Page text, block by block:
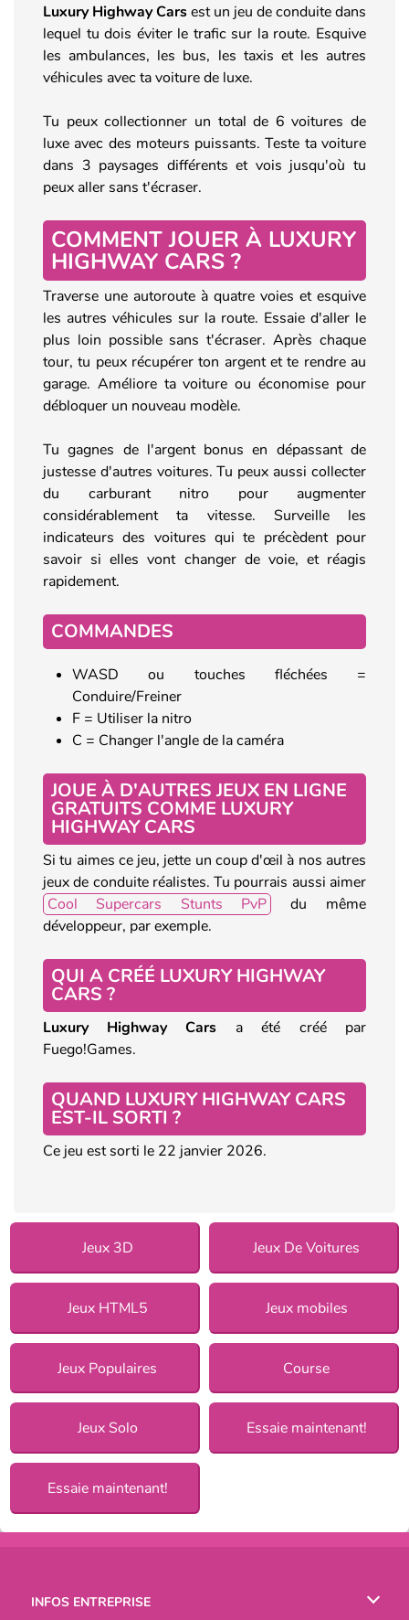
Luxury Highway Carsest un jeu de conduite dans
lequel tu dois éviter le trafic sur la route. Esquive
les ambulances, les bus, les taxis et les autres
véhicules avec ta voiture de luxe.
Tu peux collectionner un total de 6 voitures de
luxe avec des moteurs puissants. Teste ta voiture
dans 3 paysages différents et vois jusqu'où tu
peux aller sans t'écraser.
COMMENT JOUER À LUXURY
HIGHWAY CARS ?
Traverse une autoroute à quatre voies et esquive
les autres véhicules sur la route. Essaie d'aller le
plus loin possible sans t'écraser. Après chaque
tour, tu peux récupérer ton argent et te rendre au
garage. Améliore ta voiture ou économise pour
débloquer un nouveau modèle.
Tu gagnes de l'argent bonus en dépassant de
justesse d'autres voitures. Tu peux aussi collecter
du carburant nitro pour augmenter
considérablement ta vitesse. Surveille les
indicateurs des voitures qui te précèdent pour
savoir si elles vont changer de voie, et réagis
rapidement.
COMMANDES
WASD ou touches fléchées =
Conduire/Freiner
F = Utiliser la nitro
C = Changer l'angle de la caméra
JOUE À D'AUTRES JEUX EN LIGNE
GRATUITS COMME LUXURY
HIGHWAY CARS
Si tu aimes ce jeu, jette un coup d'œil à nos autres
jeux de conduite réalistes. Tu pourrais aussi aimer
Cool Supercars Stunts PvP
du même
développeur, par exemple.
QUI A CRÉÉ LUXURY HIGHWAY
CARS ?
Luxury Highway Cars a été créé par
Fuego!Games.
QUAND LUXURY HIGHWAY CARS
EST-IL SORTI ?
Ce jeu est sorti le 22 janvier 2026.
Jeux 3D Jeux De Voitures
Jeux HTML5 Jeux mobiles
Jeux Populaires Course
Jeux Solo Essaie maintenant!
Essaie maintenant!
INFOS ENTREPRISE